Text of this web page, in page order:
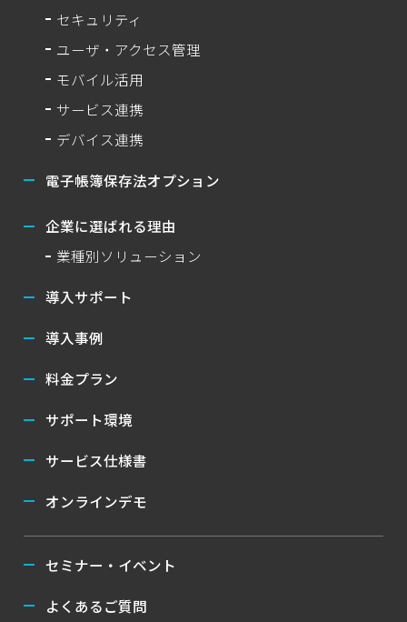
セキュリティ
ユーザ・アクセス管理
モバイル活用
サービス連携
デバイス連携
電子帳簿保存法オプション
企業に選ばれる理由
業種別ソリューション
導入サポート
導入事例
料金プラン
サポート環境
サービス仕様書
オンラインデモ
セミナー・イベント
よくあるご質問